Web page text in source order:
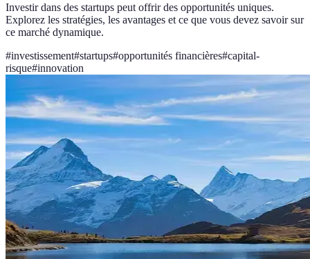
Investir dans des startups peut offrir des opportunités uniques.
Explorez les stratégies, les avantages et ce que vous devez savoir sur
ce marché dynamique.
#investissement#startups#opportunités financières#capital-
risque#innovation